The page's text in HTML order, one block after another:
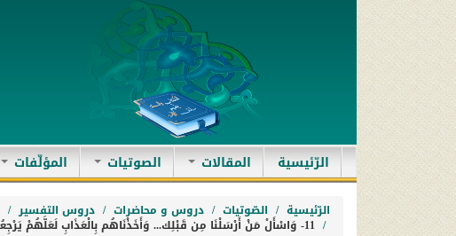
الرّئيسية(current) المقالات الصوتيات المؤلّفات
الرّئيسية الصّوتيات دروس و محاضرات دروس التفسير
11- وَاسْأَلْ مَنْ أَرْسَلْنَا مِن قَبْلِك... وَأَخَذْنَاهُم بِالْعَذَابِ لَعَلَّهُمْ يَرْجِعُونَ.